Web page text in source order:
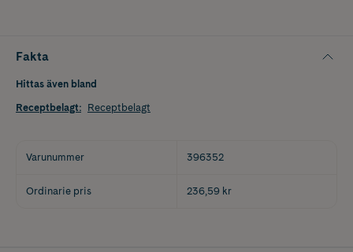
Fakta
Hittas även bland
Receptbelagt: Receptbelagt
Varunummer 396352
Ordinarie pris 236,59 kr